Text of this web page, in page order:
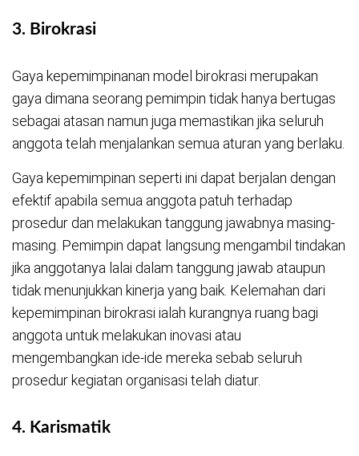
3. Birokrasi
Gaya kepemimpinanan model birokrasi merupakan
gaya dimana seorang pemimpin tidak hanya bertugas
sebagai atasan namun juga memastikan jika seluruh
anggota telah menjalankan semua aturan yang berlaku.
Gaya kepemimpinan seperti ini dapat berjalan dengan
efektif apabila semua anggota patuh terhadap
prosedur dan melakukan tanggung jawabnya masing-
masing. Pemimpin dapat langsung mengambil tindakan
jika anggotanya lalai dalam tanggung jawab ataupun
tidak menunjukkan kinerja yang baik. Kelemahan dari
kepemimpinan birokrasi ialah kurangnya ruang bagi
anggota untuk melakukan inovasi atau
mengembangkan ide-ide mereka sebab seluruh
prosedur kegiatan organisasi telah diatur.
4. Karismatik